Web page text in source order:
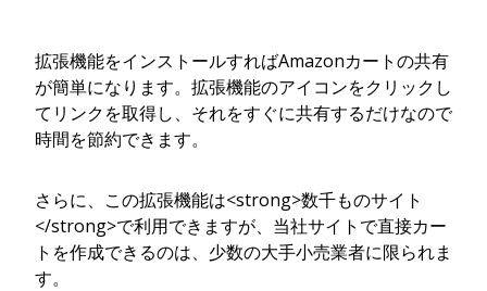
拡張機能をインストールすればAmazonカートの共有
が簡単になります。拡張機能のアイコンをクリックし
てリンクを取得し、それをすぐに共有するだけなので
時間を節約できます。
さらに、この拡張機能は<strong>数千ものサイト
</strong>で利用できますが、当社サイトで直接カー
トを作成できるのは、少数の大手小売業者に限られま
す。